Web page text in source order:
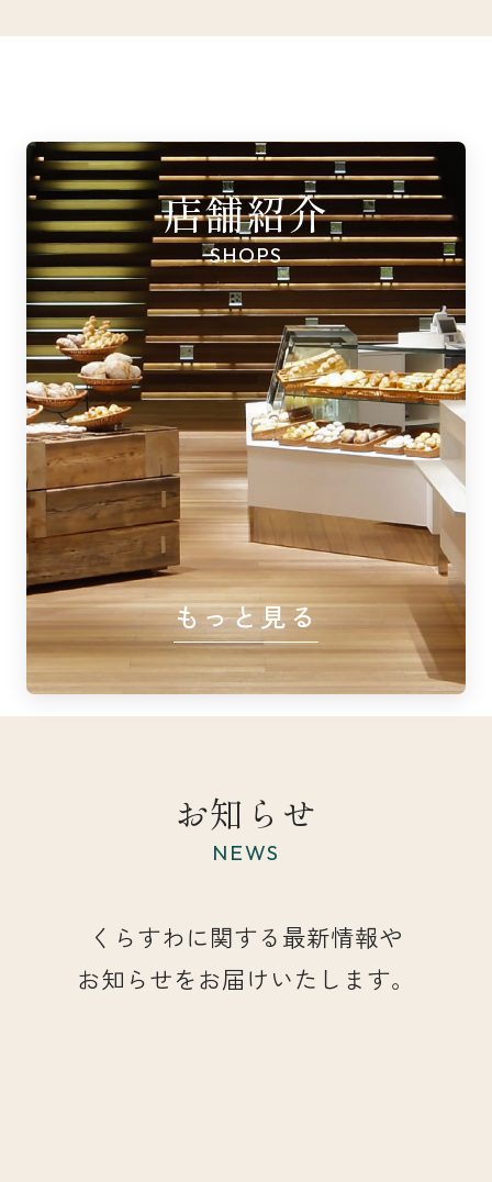
店舗紹介
SHOPS
もっと見る
お知らせ
NEWS
くらすわに関する最新情報や
お知らせをお届けいたします。